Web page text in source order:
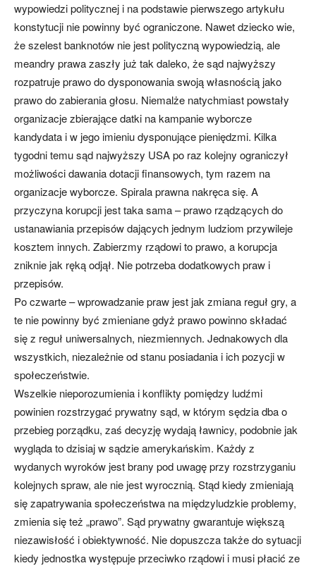
wypowiedzi politycznej i na podstawie pierwszego artykułu
konstytucji nie powinny być ograniczone. Nawet dziecko wie,
że szelest banknotów nie jest polityczną wypowiedzią, ale
meandry prawa zaszły już tak daleko, że sąd najwyższy
rozpatruje prawo do dysponowania swoją własnością jako
prawo do zabierania głosu. Niemalże natychmiast powstały
organizacje zbierające datki na kampanie wyborcze
kandydata i w jego imieniu dysponujące pieniędzmi. Kilka
tygodni temu sąd najwyższy USA po raz kolejny ograniczył
możliwości dawania dotacji finansowych, tym razem na
organizacje wyborcze. Spirala prawna nakręca się. A
przyczyna korupcji jest taka sama – prawo rządzących do
ustanawiania przepisów dających jednym ludziom przywileje
kosztem innych. Zabierzmy rządowi to prawo, a korupcja
zniknie jak ręką odjął. Nie potrzeba dodatkowych praw i
przepisów.
Po czwarte – wprowadzanie praw jest jak zmiana reguł gry, a
te nie powinny być zmieniane gdyż prawo powinno składać
się z reguł uniwersalnych, niezmiennych. Jednakowych dla
wszystkich, niezależnie od stanu posiadania i ich pozycji w
społeczeństwie.
Wszelkie nieporozumienia i konflikty pomiędzy ludźmi
powinien rozstrzygać prywatny sąd, w którym sędzia dba o
przebieg porządku, zaś decyzję wydają ławnicy, podobnie jak
wygląda to dzisiaj w sądzie amerykańskim. Każdy z
wydanych wyroków jest brany pod uwagę przy rozstrzyganiu
kolejnych spraw, ale nie jest wyrocznią. Stąd kiedy zmieniają
się zapatrywania społeczeństwa na międzyludzkie problemy,
zmienia się też „prawo”. Sąd prywatny gwarantuje większą
niezawisłość i obiektywność. Nie dopuszcza także do sytuacji
kiedy jednostka występuje przeciwko rządowi i musi płacić ze